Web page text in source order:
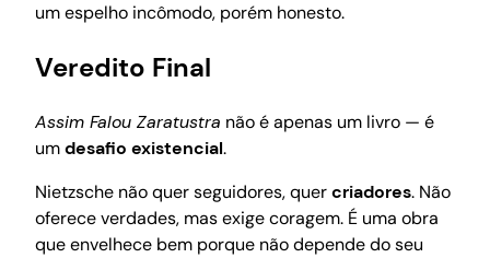
um espelho incômodo, porém honesto.
Veredito Final
Assim Falou Zaratustra não é apenas um livro — é
umdesafio existencial.
Nietzsche não quer seguidores, quercriadores. Não
oferece verdades, mas exige coragem. É uma obra
que envelhece bem porque não depende do seu